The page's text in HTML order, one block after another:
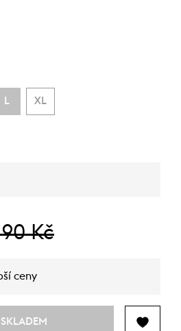
L XL
Kč
ceny